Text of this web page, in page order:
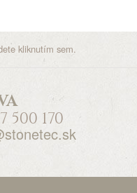
kliknutím sem.
500 170